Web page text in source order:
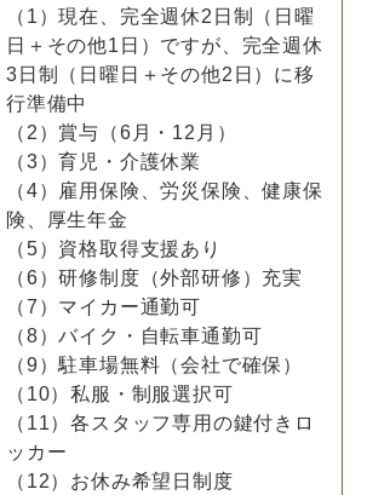
（1）現在、完全週休2日制（日曜
日＋その他1日）ですが、完全週休
3日制（日曜日＋その他2日）に移
行準備中
（2）賞与（6月・12月）
（3）育児・介護休業
（4）雇用保険、労災保険、健康保
険、厚生年金
（5）資格取得支援あり
（6）研修制度（外部研修）充実
（7）マイカー通勤可
（8）バイク・自転車通勤可
（9）駐車場無料（会社で確保）
（10）私服・制服選択可
（11）各スタッフ専用の鍵付きロ
ッカー
（12）お休み希望日制度